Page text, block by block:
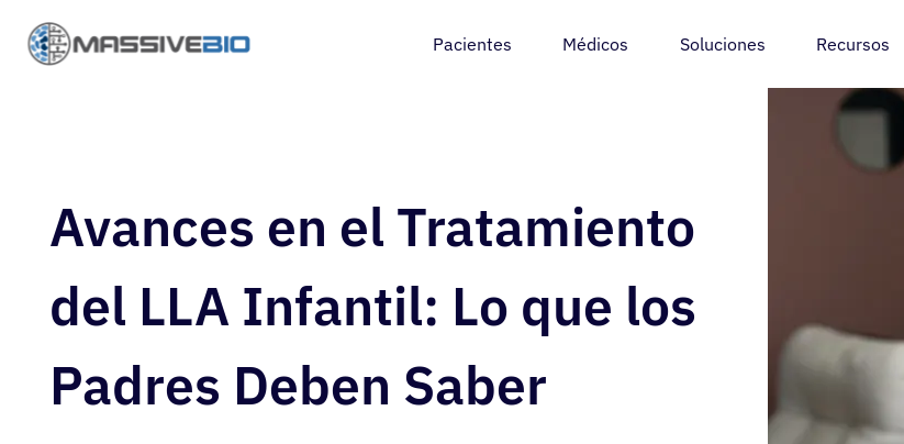
Pacientes Médicos Soluciones Recursos
Avances en el Tratamiento
del LLA Infantil: Lo que los
Padres Deben Saber